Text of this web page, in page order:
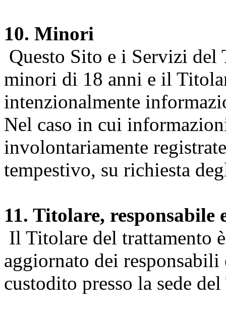
10. Minori
Questo Sito e i Servizi del
minori di 18 anni e il
intenzionalmente
Nel caso in cui
involontariamente
tempestivo, su richiesta
11. Titolare, responsabile
Il Titolare del trattamento
aggiornato dei
custodito presso la sede